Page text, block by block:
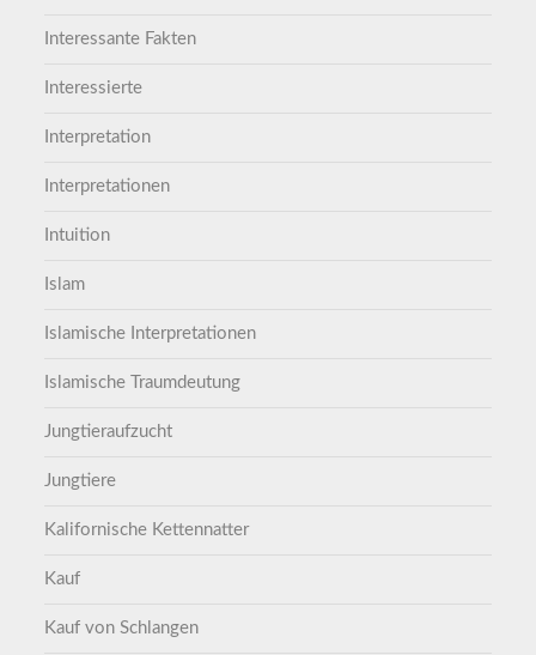
Interessante Fakten
Interessierte
Interpretation
Interpretationen
Intuition
Islam
Islamische Interpretationen
Islamische Traumdeutung
Jungtieraufzucht
Jungtiere
Kalifornische Kettennatter
Kauf
Kauf von Schlangen